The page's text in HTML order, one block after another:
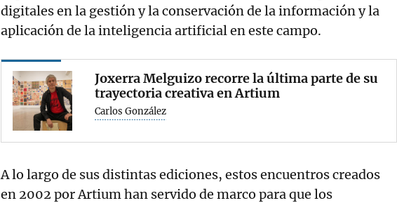
digitales en la gestión y la conservación de la información y la
aplicación de la inteligencia artificial en este campo.
Joxerra Melguizo recorre la última parte de su
trayectoria creativa en Artium
Carlos González
A lo largo de sus distintas ediciones, estos encuentros creados
en 2002 por Artium han servido de marco para que los